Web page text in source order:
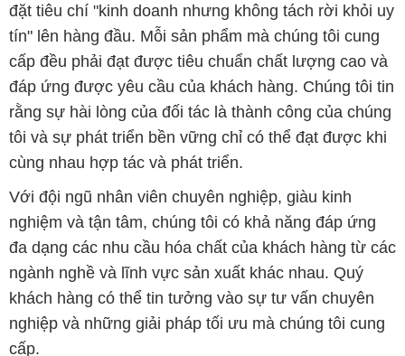
đặt tiêu chí "kinh doanh nhưng không tách rời khỏi uy
tín" lên hàng đầu. Mỗi sản phẩm mà chúng tôi cung
cấp đều phải đạt được tiêu chuẩn chất lượng cao và
đáp ứng được yêu cầu của khách hàng. Chúng tôi tin
rằng sự hài lòng của đối tác là thành công của chúng
tôi và sự phát triển bền vững chỉ có thể đạt được khi
cùng nhau hợp tác và phát triển.
Với đội ngũ nhân viên chuyên nghiệp, giàu kinh
nghiệm và tận tâm, chúng tôi có khả năng đáp ứng
đa dạng các nhu cầu hóa chất của khách hàng từ các
ngành nghề và lĩnh vực sản xuất khác nhau. Quý
khách hàng có thể tin tưởng vào sự tư vấn chuyên
nghiệp và những giải pháp tối ưu mà chúng tôi cung
cấp.